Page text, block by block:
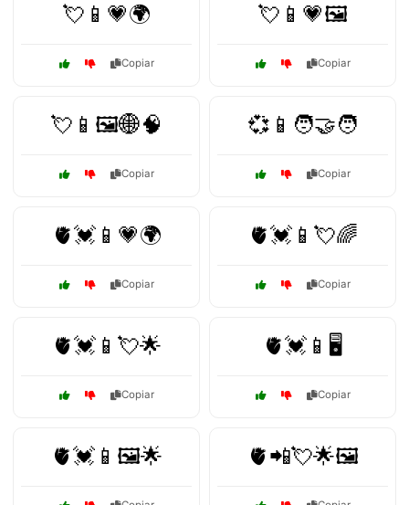
💘📱💗🌍
Copiar
💘📱💗🖼️
Copiar
💘📱🖼️🌐🧠
Copiar
💞📱🧑‍🤝‍🧑
Copiar
🫀💓📱💗🌍
Copiar
🫀💓📱💘🌈
Copiar
🫀💓📱💘🌟
Copiar
🫀💓📱🖥️
Copiar
🫀💓📱🖼️🌟 🫀📲💘🌟🖼️